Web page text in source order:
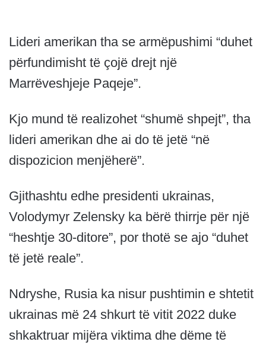
Lideri amerikan tha se armëpushimi “duhet
përfundimisht të çojë drejt një
Marrëveshjeje Paqeje”.
Kjo mund të realizohet “shumë shpejt”, tha
lideri amerikan dhe ai do të jetë “në
dispozicion menjëherë”.
Gjithashtu edhe presidenti ukrainas,
Volodymyr Zelensky ka bërë thirrje për një
“heshtje 30-ditore”, por thotë se ajo “duhet
të jetë reale”.
Ndryshe, Rusia ka nisur pushtimin e shtetit
ukrainas më 24 shkurt të vitit 2022 duke
shkaktruar mijëra viktima dhe dëme të